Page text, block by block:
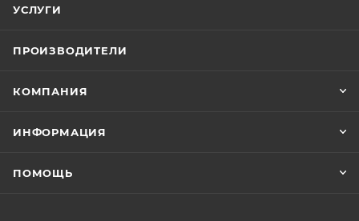
УСЛУГИ
ПРОИЗВОДИТЕЛИ
КОМПАНИЯ
ИНФОРМАЦИЯ
ПОМОЩЬ